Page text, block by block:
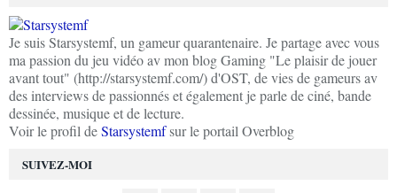
SUIVEZ-MOI
Je suis Starsystemf, un gameur quarantenaire. Je partage avec vous
ma passion du jeu vidéo av mon blog Gaming "Le plaisir de jouer
avant tout" (http://starsystemf.com/) d'OST, de vies de gameurs av
des interviews de passionnés et également je parle de ciné, bande
dessinée, musique et de lecture.
Voir le profil deStarsystemfsur le portail Overblog